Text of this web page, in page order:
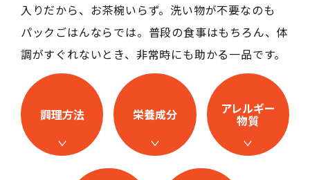
入りだから、お茶椀いらず。洗い物が不要なのも
パックごはんならでは。普段の食事はもちろん、体
調がすぐれないとき、非常時にも助かる一品です。
調理方法 栄養成分 アレルギー
物質